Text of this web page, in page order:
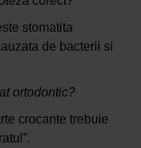
stomatita
de bacterii si
ortodontic?
crocante trebuie